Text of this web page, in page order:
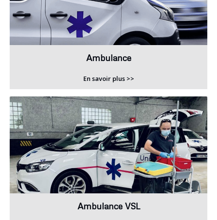
Ambulance
En savoir plus >>
Ambulance VSL